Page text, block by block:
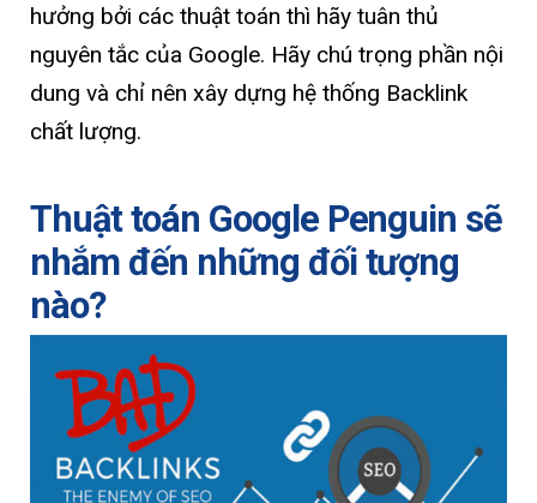
hưởng bởi các thuật toán thì hãy tuân thủ
nguyên tắc của Google. Hãy chú trọng phần nội
dung và chỉ nên xây dựng hệ thống Backlink
chất lượng.
Thuật toán Google Penguin sẽ
nhắm đến những đối tượng
nào?